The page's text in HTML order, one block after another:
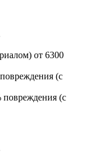
от 6300
(с
повреждения (с